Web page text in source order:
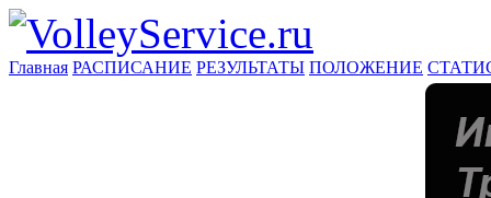
Главная РАСПИСАНИЕ РЕЗУЛЬТАТЫ ПОЛОЖЕНИЕ